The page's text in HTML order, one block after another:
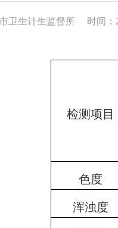
卫生计生监督所 时间：
检测项目
色度
浑浊度